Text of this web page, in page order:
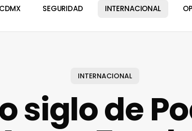
CDMX SEGURIDAD INTERNACIONAL
INTERNACIONAL
siglo de